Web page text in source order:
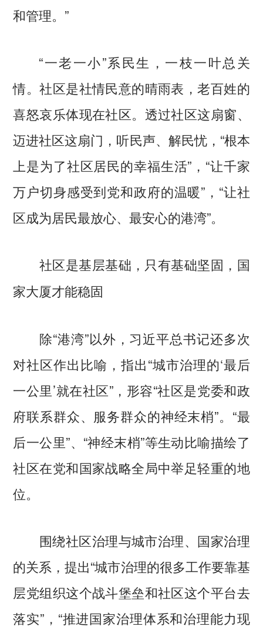
和管理。”
“一老一小”系民生，一枝一叶总关
情。社区是社情民意的晴雨表，老百姓的
喜怒哀乐体现在社区。透过社区这扇窗、
迈进社区这扇门，听民声、解民忧，“根本
上是为了社区居民的幸福生活”，“让千家
万户切身感受到党和政府的温暖”，“让社
区成为居民最放心、最安心的港湾”。
社区是基层基础，只有基础坚固，国
家大厦才能稳固
除“港湾”以外，习近平总书记还多次
对社区作出比喻，指出“城市治理的‘最后
一公里’就在社区”，形容“社区是党委和政
府联系群众、服务群众的神经末梢”。“最
后一公里”、“神经末梢”等生动比喻描绘了
社区在党和国家战略全局中举足轻重的地
位。
围绕社区治理与城市治理、国家治理
的关系，提出“城市治理的很多工作要靠基
层党组织这个战斗堡垒和社区这个平台去
落实”，“推进国家治理体系和治理能力现